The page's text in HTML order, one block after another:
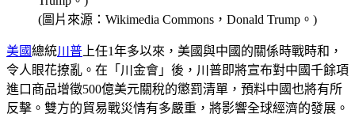
(圖片來源：Wikimedia Commons，Donald Trump。)
美國總統川普 上任1年多以來，美國與中國的關係時戰時和，
令人眼花撩亂。在「川金會」後，川普即將宣布對中國千餘項
進口商品增徵500億美元關稅的懲罰清單，預料中國也將有所
反擊。雙方的貿易戰災情有多嚴重，將影響全球經濟的發展。